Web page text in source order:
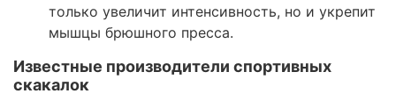
только увеличит интенсивность, но и укрепит
мышцы брюшного пресса.
Известные производители спортивных
скакалок